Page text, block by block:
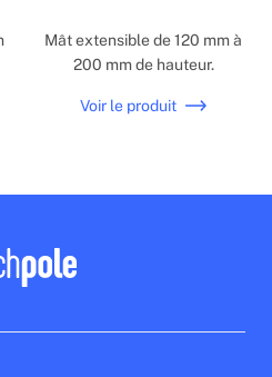
Mât extensible de 120 mm à
200 mm de hauteur.
Voir le produit